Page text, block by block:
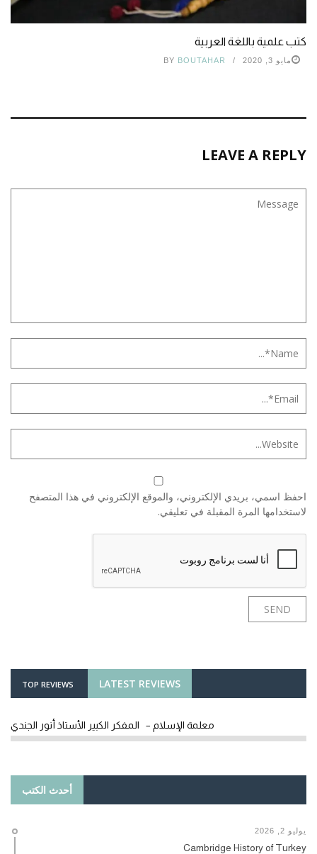
كتب علمية باللغة العربية
مايو 3, 2020 BY BOUTAHAR
LEAVE A REPLY
احفظ اسمي، بريدي الإلكتروني، والموقع الإلكتروني في هذا المتصفح
لاستخدامها المرة المقبلة في تعليقي.
LATEST REVIEWS
TOP REVIEWS
معلمة الإسلام – المفكر الكبير الأستاذ أنور الجندي
أحدث الكتب
يوليو 2, 2026
Cambridge History of Turkey